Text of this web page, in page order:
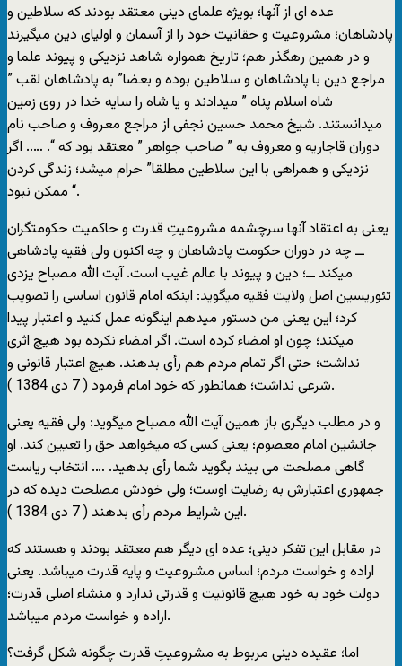
عده ای از آنها؛ بویژه علمای دینی معتقد بودند که سلاطین و
پادشاهان؛ مشروعیت و حقانیت خود را از آسمان و اولیای دین میگیرند
و در همین رهگذر هم؛ تاریخ همواره شاهد نزدیکی و پیوند علما و
مراجع دین با پادشاهان و سلاطین بوده و بعضا” به پادشاهان لقب ”
شاه اسلام پناه ” میدادند و یا شاه را سایه خدا در روی زمین
میدانستند. شیخ محمد حسین نجفی از مراجع معروف و صاحب نام
دوران قاجاریه و معروف به ” صاحب جواهر ” معتقد بود که “. ….. اگر
نزدیکی و همراهی با این سلاطین مطلقا” حرام میشد؛ زندگی کردن
ممکن نبود “.
یعنی به اعتقاد آنها سرچشمه مشروعیتِ قدرت و حاکمیت حکومتگران
ــ چه در دوران حکومت پادشاهان و چه اکنون ولی فقیه پادشاهی
میکند ــ؛ دین و پیوند با عالم غیب است. آیت الله مصباح یزدی
تئوریسین اصل ولایت فقیه میگوید: اینکه امام قانون اساسی را تصویب
کرد؛ این یعنی من دستور میدهم اینگونه عمل کنید و اعتبار پیدا
میکند؛ چون او امضاء کرده است. اگر امضاء نکرده بود هیچ اثری
نداشت؛ حتی اگر تمام مردم هم رأی بدهند. هیچ اعتبار قانونی و
شرعی نداشت؛ همانطور که خود امام فرمود ( 7 دی 1384 ).
و در مطلب دیگری باز همین آیت الله مصباح میگوید: ولی فقیه یعنی
جانشین امام معصوم؛ یعنی کسی که میخواهد حق را تعیین کند. او
گاهی مصلحت می بیند بگوید شما رأی بدهید. …. انتخاب ریاست
جمهوری اعتبارش به رضایت اوست؛ ولی خودش مصلحت دیده که در
این شرایط مردم رأی بدهند ( 7 دی 1384 ).
در مقابل این تفکر دینی؛ عده ای دیگر هم معتقد بودند و هستند که
اراده و خواست مردم؛ اساس مشروعیت و پایه قدرت میباشد. یعنی
دولت خود به خود هیچ قانونیت و قدرتی ندارد و منشاء اصلی قدرت؛
اراده و خواست مردم میباشد.
اما؛ عقیده دینی مربوط به مشروعیتِ قدرت چگونه شکل گرفت؟